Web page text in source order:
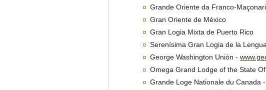
Grande Oriente da Franco-
Gran Oriente de México
Gran Logia Mixta de Puerto Rico
Serenísima Gran Logia de la
George Washington Unión -
Omega Grand Lodge of the State
Grande Loge Nationale du Canada -